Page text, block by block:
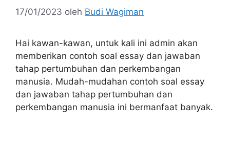
17/01/2023 oleh Budi Wagiman
Hai kawan-kawan, untuk kali ini admin akan
memberikan contoh soal essay dan jawaban
tahap pertumbuhan dan perkembangan
manusia. Mudah-mudahan contoh soal essay
dan jawaban tahap pertumbuhan dan
perkembangan manusia ini bermanfaat banyak.